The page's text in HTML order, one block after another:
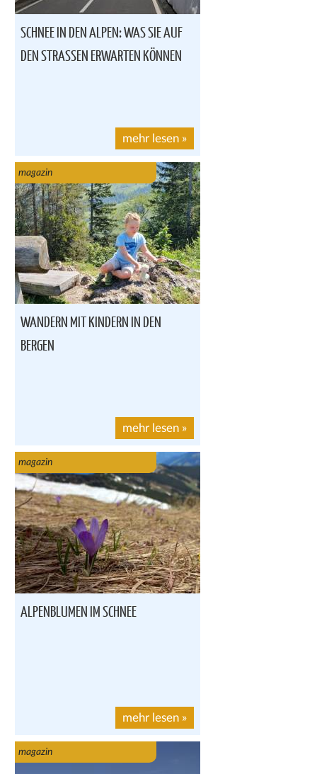
SCHNEE IN DEN ALPEN: WAS SIE AUF
DEN STRASSEN ERWARTEN KÖNNEN
mehr lesen »
magazin
WANDERN MIT KINDERN IN DEN
BERGEN
mehr lesen »
magazin
ALPENBLUMEN IM SCHNEE
mehr lesen »
magazin